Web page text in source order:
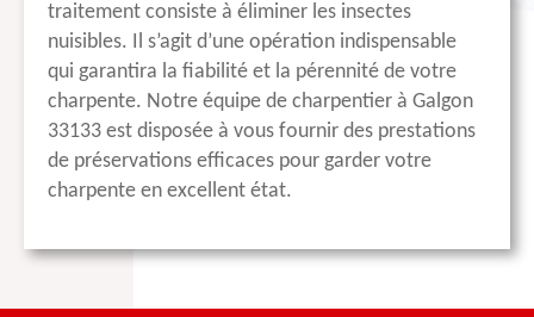
traitement consiste à éliminer les insectes
nuisibles. Il s’agit d’une opération indispensable
qui garantira la fiabilité et la pérennité de votre
charpente. Notre équipe de charpentier à Galgon
33133 est disposée à vous fournir des prestations
de préservations efficaces pour garder votre
charpente en excellent état.